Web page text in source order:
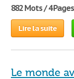
882 Mots / 4 Pages
Lire la suite
Le monde